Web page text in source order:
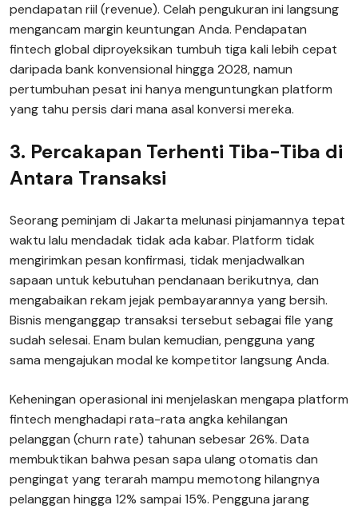
pendapatan riil (revenue). Celah pengukuran ini langsung
mengancam margin keuntungan Anda. Pendapatan
fintech global diproyeksikan tumbuh tiga kali lebih cepat
daripada bank konvensional hingga 2028, namun
pertumbuhan pesat ini hanya menguntungkan platform
yang tahu persis dari mana asal konversi mereka.
3. Percakapan Terhenti Tiba-Tiba di
Antara Transaksi
Seorang peminjam di Jakarta melunasi pinjamannya tepat
waktu lalu mendadak tidak ada kabar. Platform tidak
mengirimkan pesan konfirmasi, tidak menjadwalkan
sapaan untuk kebutuhan pendanaan berikutnya, dan
mengabaikan rekam jejak pembayarannya yang bersih.
Bisnis menganggap transaksi tersebut sebagai file yang
sudah selesai. Enam bulan kemudian, pengguna yang
sama mengajukan modal ke kompetitor langsung Anda.
Keheningan operasional ini menjelaskan mengapa platform
fintech menghadapi rata-rata angka kehilangan
pelanggan (churn rate) tahunan sebesar 26%. Data
membuktikan bahwa pesan sapa ulang otomatis dan
pengingat yang terarah mampu memotong hilangnya
pelanggan hingga 12% sampai 15%. Pengguna jarang